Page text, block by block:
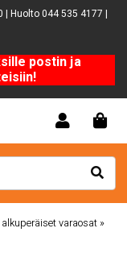
Huolto 044 535 4177 |
postin ja
varaosat »